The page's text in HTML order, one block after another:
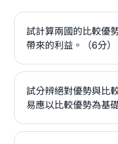
試計算兩國的比較優
帶來的利益。（6分）
試分辨絕對優勢與比
易應以比較優勢為基